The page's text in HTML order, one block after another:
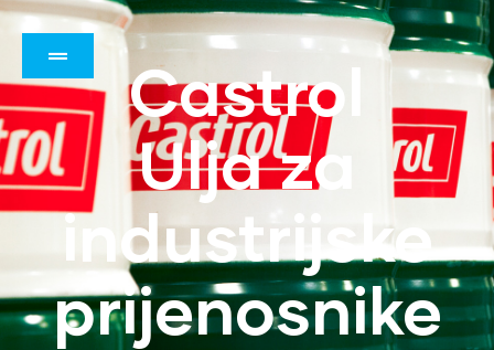
Castrol
Ulja za
industrijske
prijenosnike